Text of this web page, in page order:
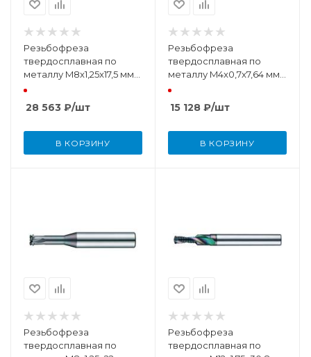
Резьбофреза
твердосплавная по
металлу M8x1,25x17,5 мм
TiSiN с внутренней
подачей СОЖ
28 563 ₽/шт
В КОРЗИНУ
Резьбофреза
твердосплавная по
металлу M4x0,7x7,64 мм
TiSiN
15 128 ₽/шт
В КОРЗИНУ
Резьбофреза
твердосплавная по
Резьбофреза
твердосплавная по